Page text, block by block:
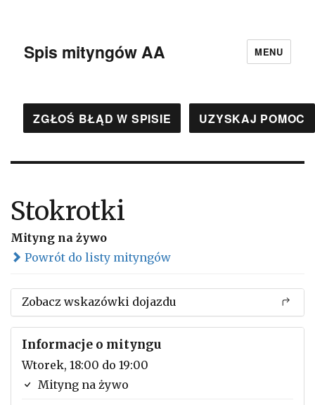
Spis mityngów AA MENU
ZGŁOŚ BŁĄD W SPISIE UZYSKAJ POMOC
Stokrotki
Mityng na żywo
Powrót do listy mityngów
Zobacz wskazówki dojazdu
Informacje o mityngu
Wtorek, 18:00 do 19:00
Mityng na żywo